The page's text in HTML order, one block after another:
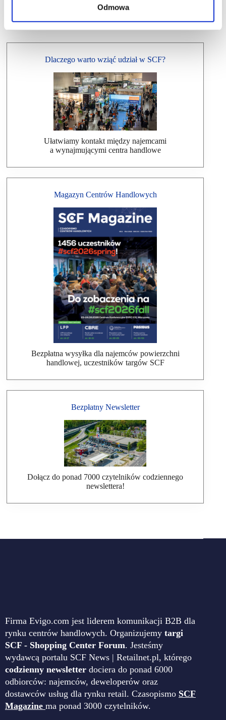
Odmowa
Dlaczego warto wziąć udział w SCF?
Ułatwiamy kontakt między najemcami
a wynajmującymi centra handlowe
Magazyn Centrów Handlowych
Bezpłatna wysyłka dla najemców powierzchni
handlowej, uczestników targów SCF
Bezpłatny Newsletter
Dołącz do ponad 7000 czytelników codziennego
newslettera!
Firma Evigo.com jest liderem komunikacji B2B dla
rynku centrów handlowych. Organizujemy targi
SCF - Shopping Center Forum. Jesteśmy
wydawcą portalu SCF News | Retailnet.pl, którego
codzienny newsletter dociera do ponad 6000
odbiorców: najemców, deweloperów oraz
dostawców usług dla rynku retail. Czasopismo SCF
Magazine ma ponad 3000 czytelników.